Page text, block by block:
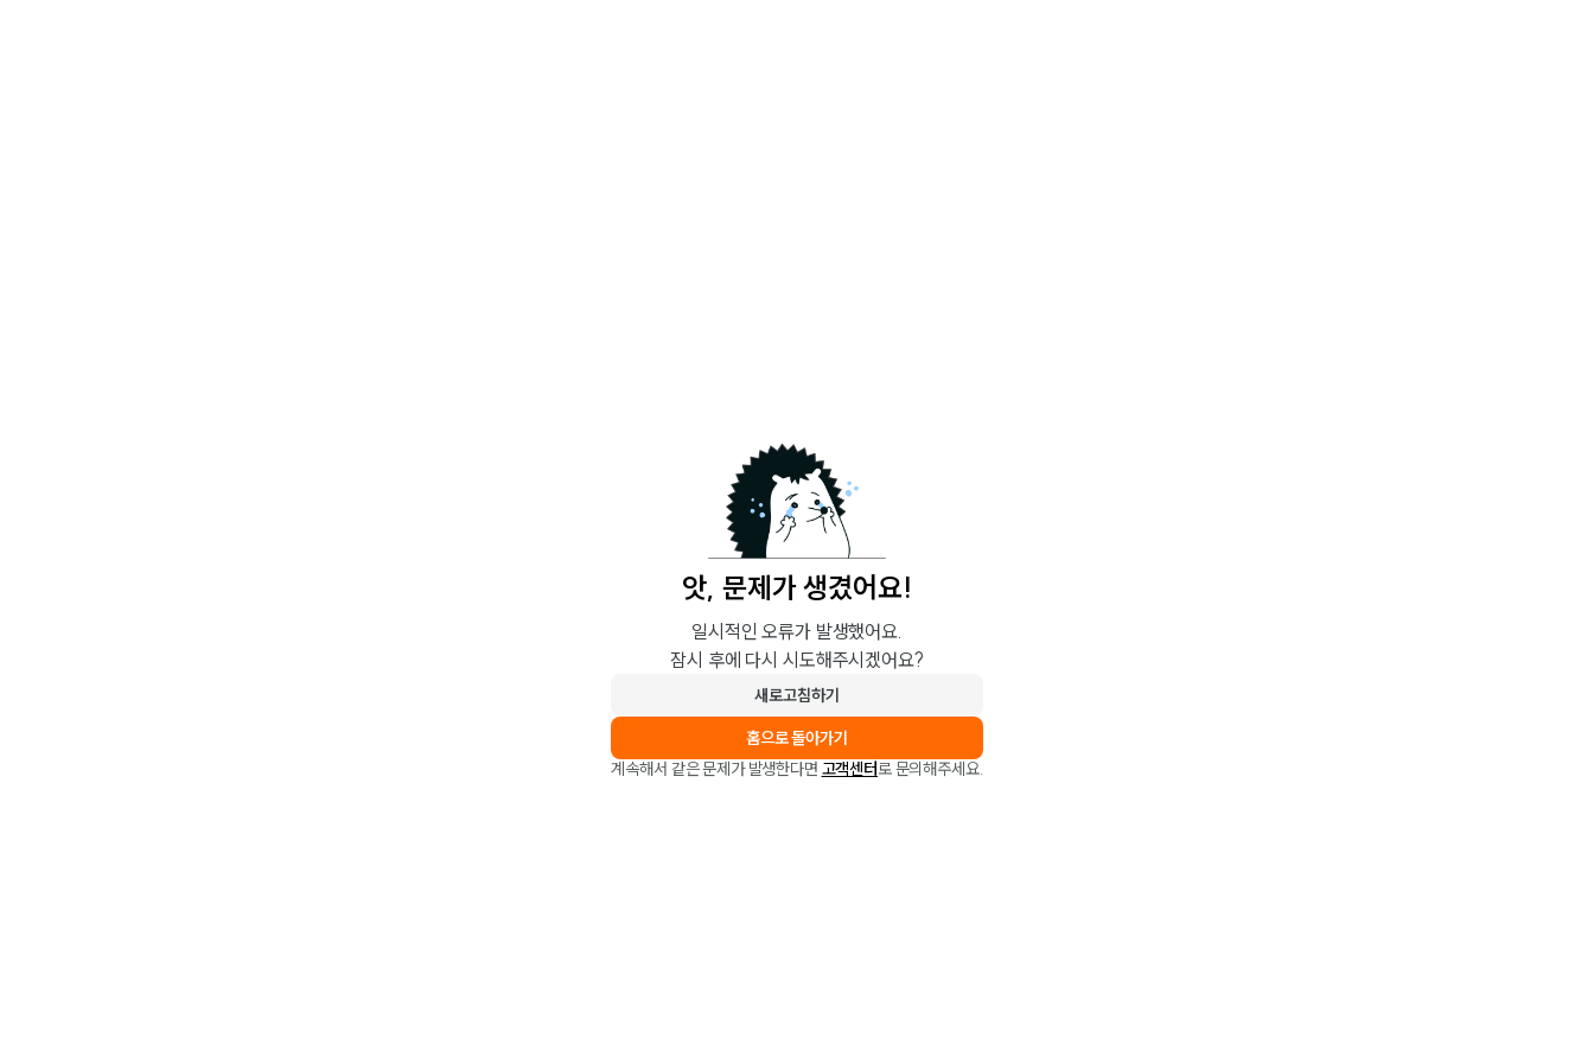
앗, 문제가 생겼어요!
일시적인 오류가 발생했어요.
잠시 후에 다시 시도해주시겠어요?
새로고침하기
홈으로 돌아가기
계속해서 같은 문제가 발생한다면 고객센터로 문의해주세요.